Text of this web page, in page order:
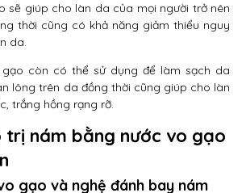
sẽ giúp cho làn da của mọi người trở nên
thời cũng có khả năng giảm thiểu nguy
da.
còn có thể sử dụng để làm sạch da
lông trên da đồng thời cũng giúp cho làn
trắng hồng rạng rỡ.
trị nám bằng nước vo gạo
gạo và nghệ đánh bay nám